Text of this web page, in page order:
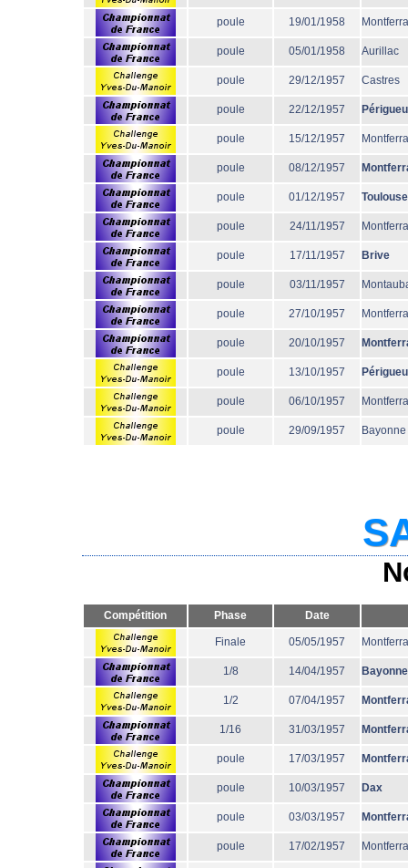
poule 19/01/1958
poule 05/01/1958 Aurillac
poule 29/12/1957 Castres
poule 22/12/1957
poule 15/12/1957
poule 08/12/1957
poule 01/12/1957 Toulouse
poule 24/11/1957
poule 17/11/1957 Brive
poule 03/11/1957
poule 27/10/1957
poule 20/10/1957
poule 13/10/1957
poule 06/10/1957
poule 29/09/1957 Bayonne
Compétition Phase Date
Finale 05/05/1957
1/8 14/04/1957 Bayonne
1/2 07/04/1957
1/16 31/03/1957
poule 17/03/1957
poule 10/03/1957 Dax
poule 03/03/1957
poule 17/02/1957